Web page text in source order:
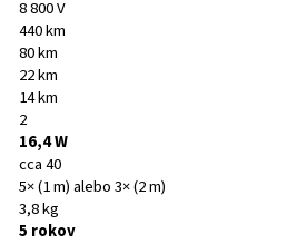
8 800 V
440 km
80 km
22 km
14 km
2
16,4 W
cca 40
5× (1 m) alebo 3× (2 m)
3,8 kg
5 rokov